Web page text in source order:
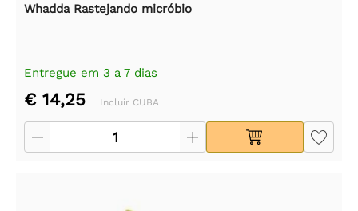
Whadda Rastejando micróbio
Entregue em 3 a 7 dias
€ 14,25 Incluir CUBA